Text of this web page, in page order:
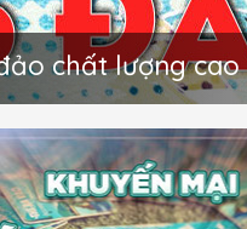
chất lượng cao